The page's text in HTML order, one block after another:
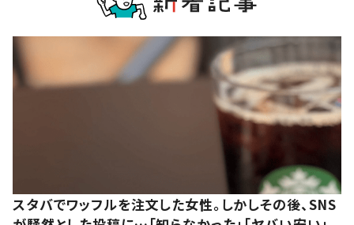
スタバでワッフルを注文した女性。しかしその後、SNS